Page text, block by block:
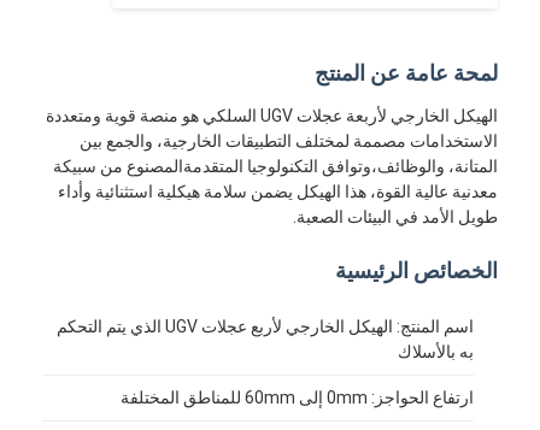
لمحة عامة عن المنتج
الهيكل الخارجي لأربعة عجلات UGV السلكي هو منصة قوية ومتعددة
الاستخدامات مصممة لمختلف التطبيقات الخارجية، والجمع بين
المتانة، والوظائف،وتوافق التكنولوجيا المتقدمةالمصنوع من سبيكة
معدنية عالية القوة، هذا الهيكل يضمن سلامة هيكلية استثنائية وأداء
طويل الأمد في البيئات الصعبة.
الخصائص الرئيسية
اسم المنتج: الهيكل الخارجي لأربع عجلات UGV الذي يتم التحكم
به بالأسلاك
ارتفاع الحواجز: 0mm إلى 60mm للمناطق المختلفة